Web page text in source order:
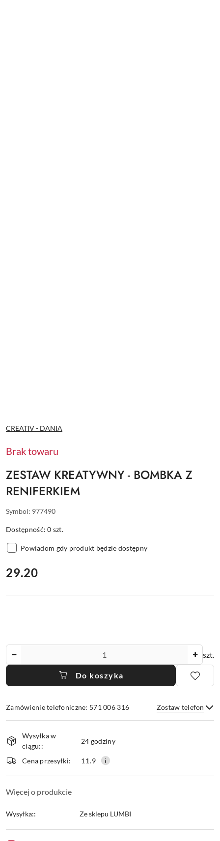
NAZWA
PRODUCENTA:
CREATIV - DANIA
Brak towaru
ZESTAW KREATYWNY - BOMBKA Z
RENIFERKIEM
Symbol: 977490
Dostępność:0 szt.
Powiadom gdy produkt będzie dostępny
cena:
29.20
szt.
Do koszyka
Zamówienie telefoniczne: 571 006 316 Zostaw telefon
i
dostawa
Wysyłka w
ciągu::
24 godziny
Cena przesyłki: 11.9
Więcej o produkcie
Wysyłka:: Ze sklepu LUMBI